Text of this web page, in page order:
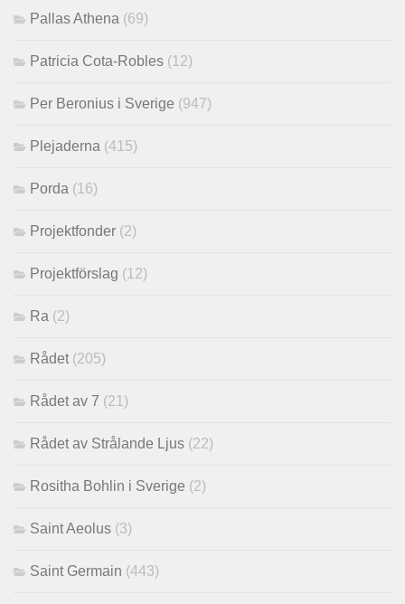
Pallas Athena (69)
Patricia Cota-Robles (12)
Per Beronius i Sverige (947)
Plejaderna (415)
Porda (16)
Projektfonder (2)
Projektförslag (12)
Ra (2)
Rådet (205)
Rådet av 7 (21)
Rådet av Strålande Ljus (22)
Rositha Bohlin i Sverige (2)
Saint Aeolus (3)
Saint Germain (443)